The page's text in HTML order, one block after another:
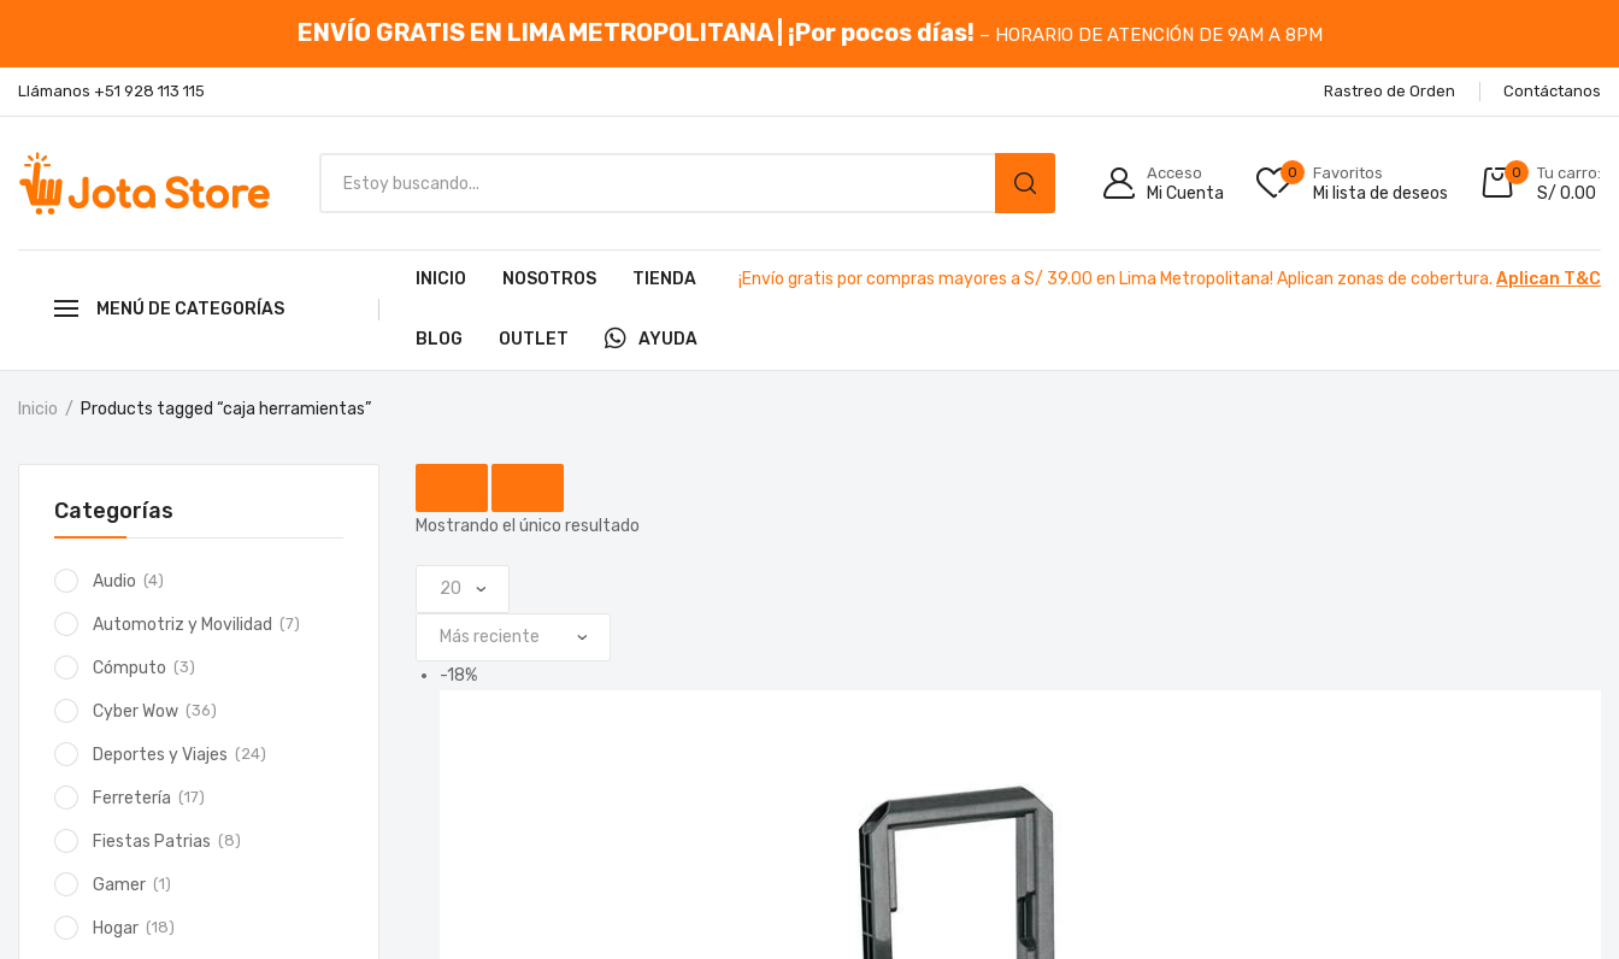
ENVÍO GRATIS EN LIMA METROPOLITANA | ¡Por pocos días! – HORARIO DE ATENCIÓN DE 9AM A 8PM
Llámanos +51 928 113 115 Rastreo de Orden Contáctanos
Acceso
Mi Cuenta
0 Favoritos
Mi lista de deseos
0 Tu carro:
S/ 0.00
MENÚ DE CATEGORÍAS
INICIO NOSOTROS TIENDA
BLOG OUTLET AYUDA
¡Envío gratis por compras mayores a S/ 39.00 en Lima Metropolitana! Aplican zonas de cobertura. Aplican T&C
Inicio Products tagged “caja herramientas”
Mostrando el único resultado
-18%
Categorías
Audio (4)
Automotriz y Movilidad (7)
Cómputo (3)
Cyber Wow (36)
Deportes y Viajes (24)
Ferretería (17)
Fiestas Patrias (8)
Gamer (1)
Hogar (18)